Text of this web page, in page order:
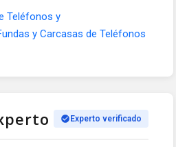
Teléfonos y
y Carcasas de Teléfonos
Experto verificado